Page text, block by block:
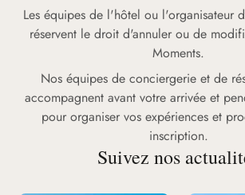
Les équipes de l'hôtel ou l'organisateur
réservent le droit d'annuler ou de
Moments.
Nos équipes de conciergerie et de
accompagnent avant votre arrivée et
pour organiser vos expériences et
inscription.
Suivez nos